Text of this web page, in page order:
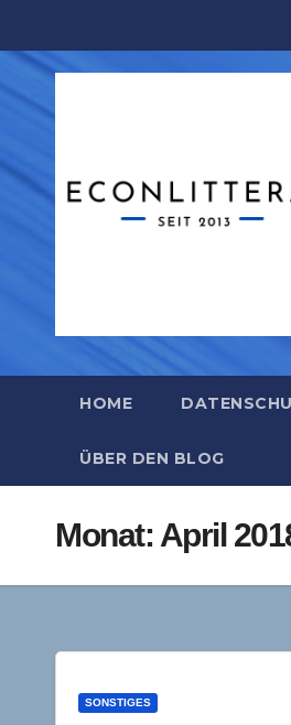
Inhalt
springen
HOME
ÜBER DEN BLOG
Monat: April
SONSTIGES